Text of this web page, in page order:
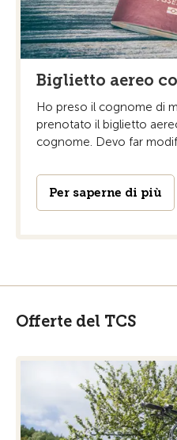
Biglietto aereo
Ho preso il cognome di
prenotato il biglietto
cognome. Devo far
Per saperne di più
Offerte del TCS